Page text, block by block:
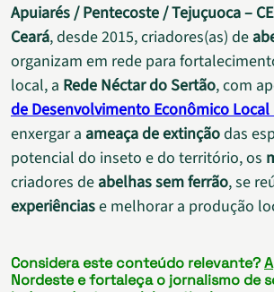
Apuiarés / Pentecoste / Tejuçuoca –
Ceará, desde 2015, criadores(as) de
organizam em rede para
local, a Rede Néctar do Sertão, com
de Desenvolvimento Econômico Local
enxergar a ameaça de extinçãodas
potencial do inseto e do território, os
criadores de abelhas sem ferrão, se
experiênciase melhorar a produção
Considera este conteúdo relevante?
Nordeste e fortaleça o jornalismo de